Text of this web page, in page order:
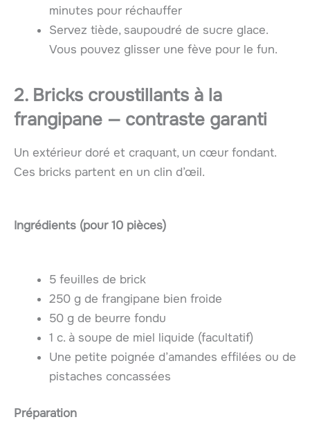
minutes pour réchauffer
Servez tiède, saupoudré de sucre glace.
Vous pouvez glisser une fève pour le fun.
2. Bricks croustillants à la
frangipane — contraste garanti
Un extérieur doré et craquant, un cœur fondant.
Ces bricks partent en un clin d’œil.
Ingrédients (pour 10 pièces)
5 feuilles de brick
250 g de frangipane bien froide
50 g de beurre fondu
1 c. à soupe de miel liquide (facultatif)
Une petite poignée d’amandes effilées ou de
pistaches concassées
Préparation